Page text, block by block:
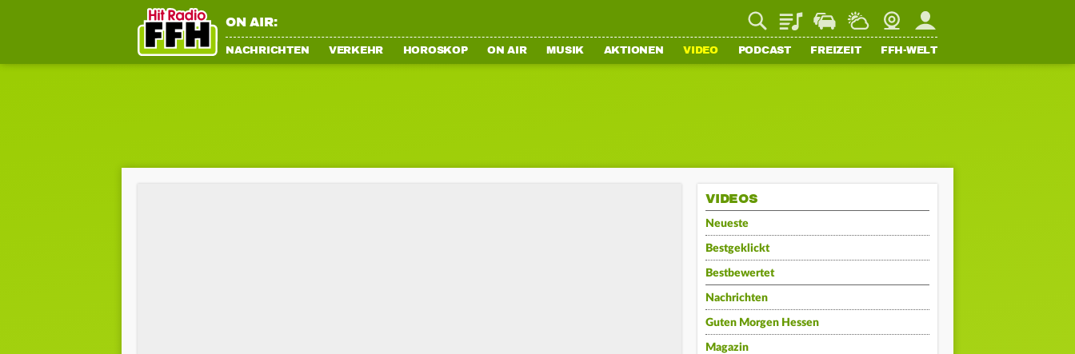
ON AIR: PlaylistStaupilotWetterWebcamMein FFH
NACHRICHTEN VERKEHR HOROSKOP ON AIR MUSIK AKTIONEN VIDEO PODCAST FREIZEIT FFH-WELT
VIDEOS
Neueste
Bestgeklickt
Bestbewertet
Nachrichten
Guten Morgen Hessen
Magazin